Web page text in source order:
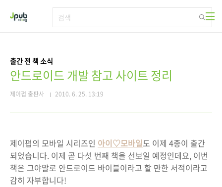
출간 전 책 소식
안드로이드 개발 참고 사이트 정리
제이펍 출판사 2010. 6. 25. 13:19
제이펍의 모바일 시리즈인 아이♡모바일도 이제 4종이 출간
되었습니다. 이제 곧 다섯 번째 책을 선보일 예정인데요, 이번
책은 그야말로 안드로이드 바이블이라고 할 만한 서적이라고
감히 자부합니다!